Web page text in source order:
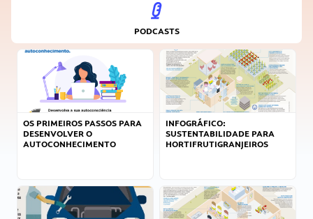
PODCASTS
OS PRIMEIROS PASSOS PARA
DESENVOLVER O
AUTOCONHECIMENTO
INFOGRÁFICO:
SUSTENTABILIDADE PARA
HORTIFRUTIGRANJEIROS